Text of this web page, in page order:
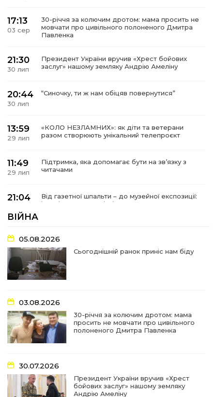
17:13
03 сер
30-річчя за колючим дротом: мама просить не
мовчати про цивільного полоненого Дмитра
Павленка
21:30
30 лип
Президент України вручив «Хрест бойових
заслуг» нашому земляку Андрію Амеліну
20:44
30 лип
“Синочку, ти ж нам обіцяв повернутися”
13:59
29 лип
«КОЛО НЕЗЛАМНИХ»: як діти та ветерани
разом створюють унікальний телепроєкт
11:49
29 лип
Підтримка, яка допомагає бути на зв’язку з
читачами
21:04
Від газетної шпальти – до музейної експозиції:
історії Героїв Барвінківщини стали частиною
17:18
27 лип
У Барвінківській громаді вшанували людей
найгуманнішої професії
16:29
22 лип
Медики Барвінківської громади
вдосконалюють професійні навички
15:09
22 лип
У Пригожому з дітьми та їх батьками
працювали фахівці благодійного фонду
07:17
“Мені й досі сниться син”: чотири роки світлої
11:06
20 лип
За дві доби — серія ворожих ударів по
Барвінківській громаді
ВІЙНА
05.08.2026
Сьогоднішній ранок приніс нам біду
03.08.2026
30-річчя за колючим дротом: мама
просить не мовчати про цивільного
полоненого Дмитра Павленка
30.07.2026
Президент України вручив «Хрест
бойових заслуг» нашому земляку
Андрію Амеліну